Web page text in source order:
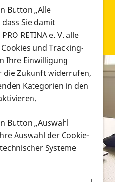
verschiedenen
nach Infonmaterial
Button „Alle
Sie damit
RETINA e. V. alle
und Tracking-
Ihre Einwilligung
die Zukunft widerrufen,
Kategorien in den
Button „Auswahl
Auswahl der Cookie-
Systeme